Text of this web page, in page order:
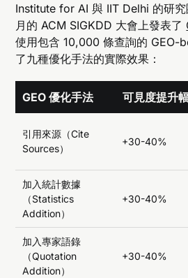
Institute for AI 與 IIT Delhi 的研
月的 ACM SIGKDD 大會上發表了
使用包含 10,000 條查詢的 GEO-
了九種優化手法的實際效果：
GEO 優化手法 可見度提升
引用來源（Cite
Sources）
+30-40%
加入統計數據
（Statistics
Addition）
+30-40%
加入專家語錄
（Quotation
Addition）
+30-40%